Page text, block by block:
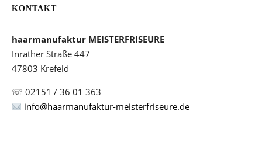
KONTAKT
haarmanufaktur MEISTERFRISEURE
Inrather Straße 447
47803 Krefeld
☏ 02151 / 36 01 363
info@haarmanufaktur-meisterfriseure.de